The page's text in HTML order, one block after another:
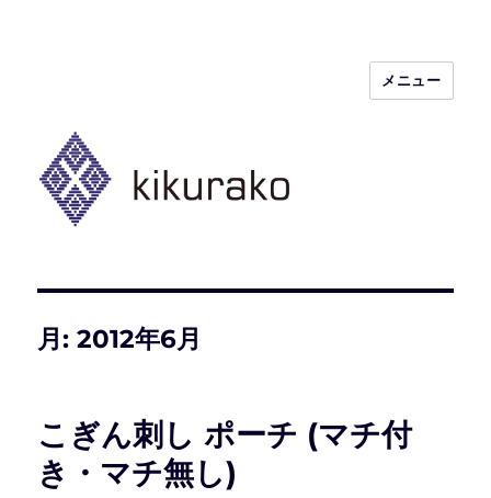
kikurako.com koginzashi (kogin)
needleworks こぎん刺し きくらこ
メニュー
月:2012年6月
こぎん刺し ポーチ (マチ付
き・マチ無し)